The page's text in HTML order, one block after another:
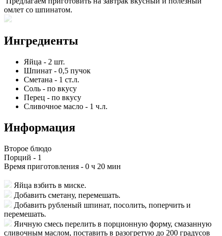
омлет со шпинатом.
Ингредиенты
Яйца - 2 шт.
Шпинат - 0,5 пучок
Сметана - 1 ст.л.
Соль - по вкусу
Перец - по вкусу
Сливочное масло - 1 ч.л.
Информация
Второе блюдо
Порций - 1
Время приготовления - 0 ч 20 мин
Яйца взбить в миске.
Добавить сметану, перемешать.
Добавить рубленый шпинат, посолить, поперчить и
перемешать.
Яичную смесь перелить в порционную форму, смазанную
сливочным маслом, поставить в разогретую до 200 градусов